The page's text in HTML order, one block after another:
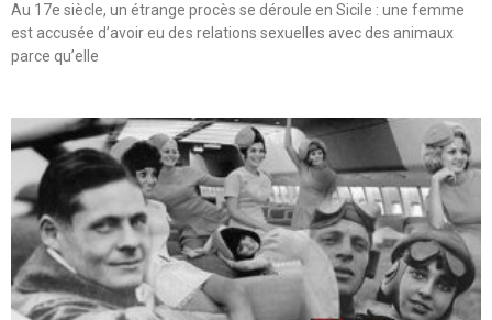
Au 17e siècle, un étrange procès se déroule en Sicile : une femme
est accusée d’avoir eu des relations sexuelles avec des animaux
parce qu’elle